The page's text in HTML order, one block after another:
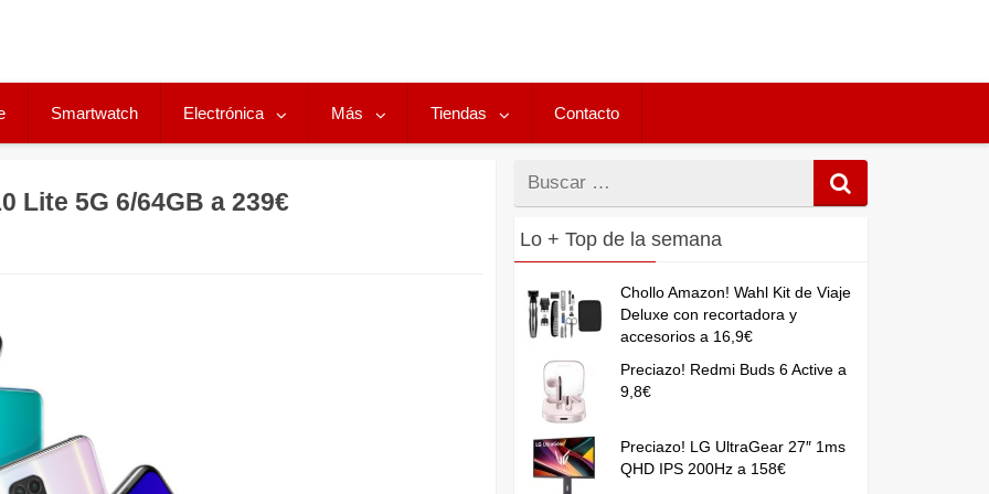
Smartwatch Electrónica Más Tiendas Contacto
Lite 5G 6/64GB a 239€
Buscar
por
Lo + Top de la semana
Chollo Amazon! Wahl Kit de Viaje
Deluxe con recortadora y
accesorios a 16,9€
Preciazo! Redmi Buds 6 Active a
9,8€
Preciazo! LG UltraGear 27″ 1ms
QHD IPS 200Hz a 158€